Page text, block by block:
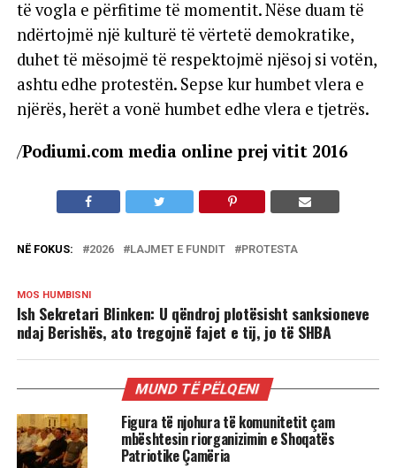
të vogla e përfitime të momentit. Nëse duam të
ndërtojmë një kulturë të vërtetë demokratike,
duhet të mësojmë të respektojmë njësoj si votën,
ashtu edhe protestën. Sepse kur humbet vlera e
njërës, herët a vonë humbet edhe vlera e tjetrës.
/Podiumi.com media online prej vitit 2016
NË FOKUS: 2026 LAJMET E FUNDIT PROTESTA
MOS HUMBISNI
Ish Sekretari Blinken: U qëndroj plotësisht sanksioneve
ndaj Berishës, ato tregojnë fajet e tij, jo të SHBA
MUND TË PËLQENI
Figura të njohura të komunitetit çam
mbështesin riorganizimin e Shoqatës
Patriotike Çamëria